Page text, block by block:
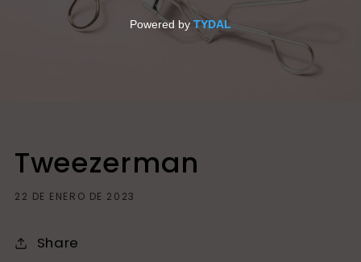
Tweezerman
22 DE ENERO DE 2023
Share